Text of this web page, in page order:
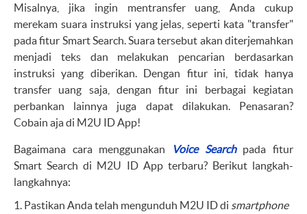
Misalnya, jika ingin mentransfer uang, Anda cukup
merekam suara instruksi yang jelas, seperti kata "transfer"
pada fitur Smart Search. Suara tersebut akan diterjemahkan
menjadi teks dan melakukan pencarian berdasarkan
instruksi yang diberikan. Dengan fitur ini, tidak hanya
transfer uang saja, dengan fitur ini berbagai kegiatan
perbankan lainnya juga dapat dilakukan. Penasaran?
Cobain aja di M2U ID App!
Bagaimana cara menggunakan Voice Search pada fitur
Smart Search di M2U ID App terbaru? Berikut langkah-
langkahnya:
Pastikan Anda telah mengunduh M2U ID di smartphone